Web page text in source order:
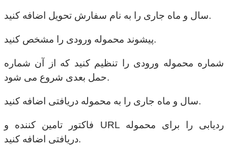
سال و ماه جاری را به نام سفارش تحویل اضافه کنید.
پیشوند محموله ورودی را مشخص کنید.
شماره محموله ورودی را تنظیم کنید که از آن شماره
حمل بعدی شروع می شود.
سال و ماه جاری را به محموله دریافتی اضافه کنید.
فاکتور تامین کننده و URL ردیابی را برای محموله
دریافتی اضافه کنید.